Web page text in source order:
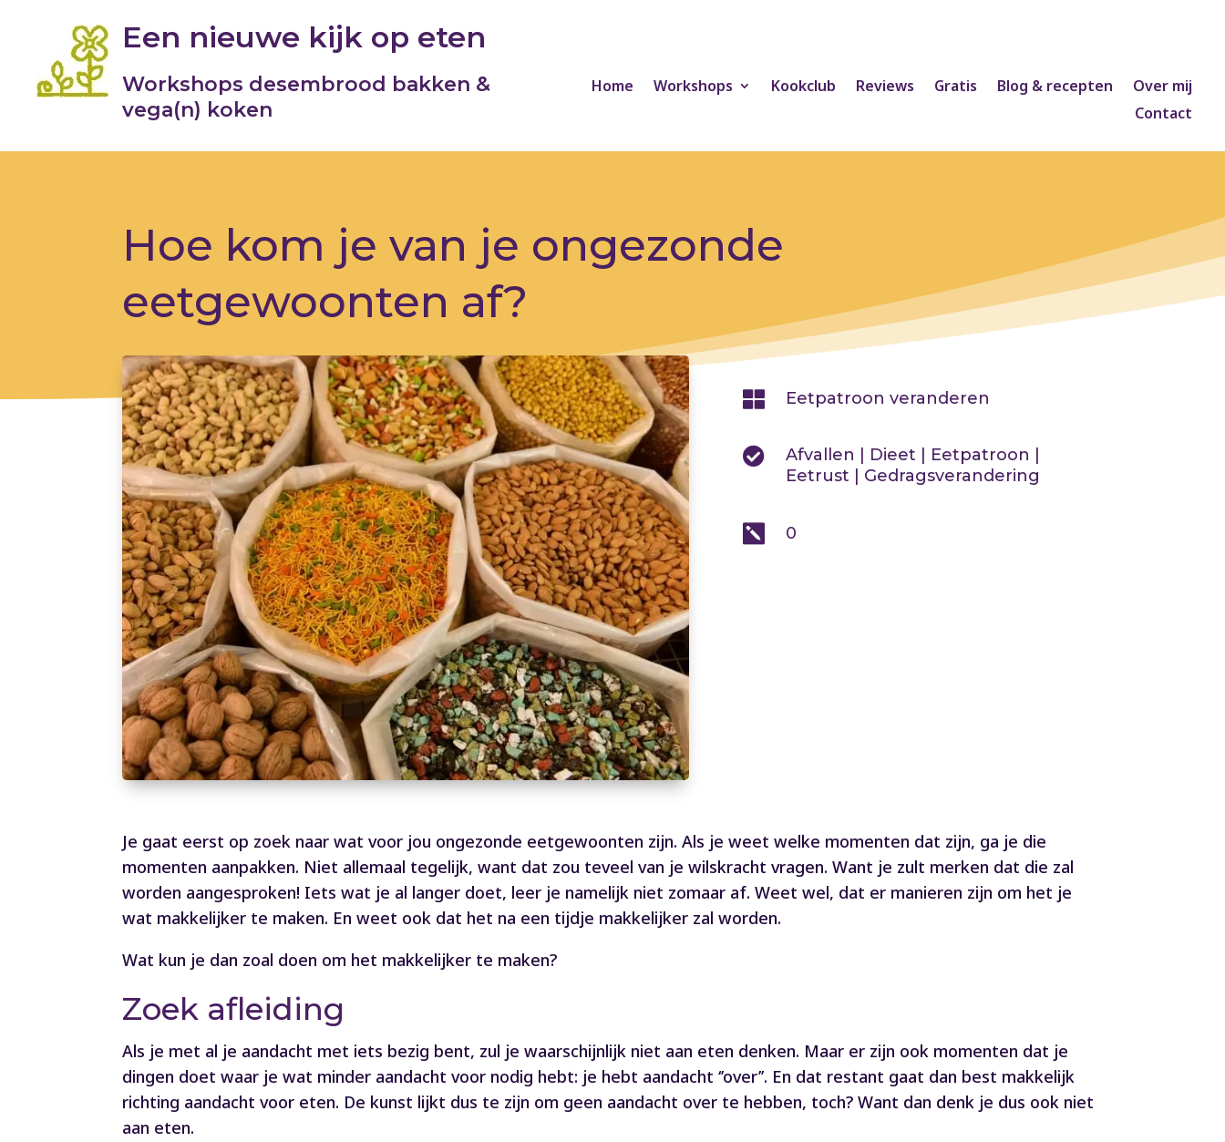
Een nieuwe kijk op eten
Workshops desembrood bakken &
vega(n) koken
Home Workshops Kookclub Reviews Gratis Blog & recepten
Over mij
Contact
Hoe kom je van je ongezonde
eetgewoonten af?
 Eetpatroon veranderen
 Afvallen Dieet Eetpatroon
Eetrust
Gedragsverandering
 0
Je gaat eerst op zoek naar wat voor jou ongezonde eetgewoonten zijn. Als je weet welke momenten dat zijn, ga je die
momenten aanpakken. Niet allemaal tegelijk, want dat zou teveel van je wilskracht vragen. Want je zult merken dat die zal
worden aangesproken! Iets wat je al langer doet, leer je namelijk niet zomaar af. Weet wel, dat er manieren zijn om het je
wat makkelijker te maken. En weet ook dat het na een tijdje makkelijker zal worden.
Wat kun je dan zoal doen om het makkelijker te maken?
Zoek afleiding
Als je met al je aandacht met iets bezig bent, zul je waarschijnlijk niet aan eten denken. Maar er zijn ook momenten dat je
dingen doet waar je wat minder aandacht voor nodig hebt: je hebt aandacht ‘’over’’. En dat restant gaat dan best makkelijk
richting aandacht voor eten. De kunst lijkt dus te zijn om geen aandacht over te hebben, toch? Want dan denk je dus ook niet
aan eten.